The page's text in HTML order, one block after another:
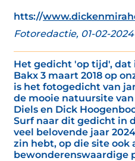
htts://
Fotoredactie, 01-02-2024
Het gedicht 'op tijd', dat
Bakx 3 maart 2018 op
is het fotogedicht van
de mooie natuursite
Diels en Dick
Surf naar dit gedicht in
veel belovende jaar
zin hebt, op die site ook
bewonderenswaardige